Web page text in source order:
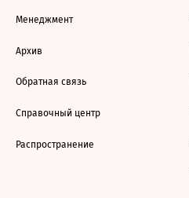
Менеджмент
Архив
Обратная связь
Справочный центр
Распространение